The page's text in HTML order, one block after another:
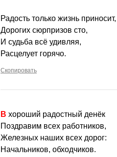
Радость только жизнь приносит,
Дорогих сюрпризов сто,
И судьба всё удивляя,
Расцелует горячо.
Скопировать
В хороший радостный денёк
Поздравим всех работников,
Железных наших всех дорог:
Начальников, обходчиков.